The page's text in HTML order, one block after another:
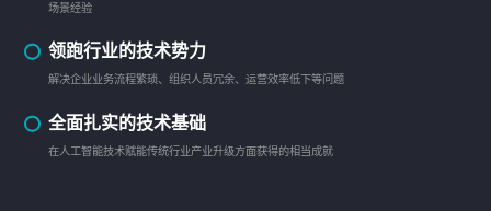
场景经验
领跑行业的技术势力
解决企业业务流程繁琐、组织人员冗余、运营效率低下等问题
全面扎实的技术基础
在人工智能技术赋能传统行业产业升级方面获得的相当成就